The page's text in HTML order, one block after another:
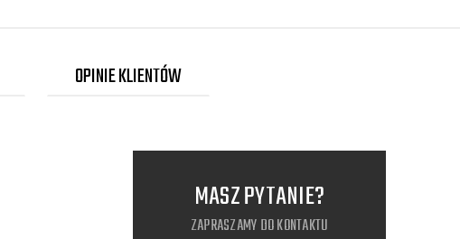
OPINIE KLIENTÓW
MASZ PYTANIE?
ZAPRASZAMY DO KONTAKTU